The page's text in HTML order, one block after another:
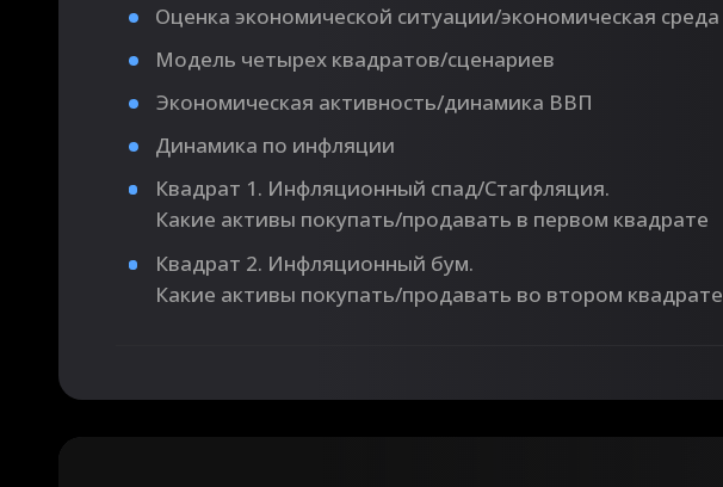
Модель четырех квадратов/сценариев
Экономическая активность/динамика ВВП
Динамика по инфляции
Квадрат 1. Инфляционный спад/Стагфляция.
Какие активы покупать/продавать в первом квадрате
Оценка экономической ситуации/экономическая среда
Квадрат 2. Инфляционный бум.
Какие активы покупать/продавать во втором квадрате